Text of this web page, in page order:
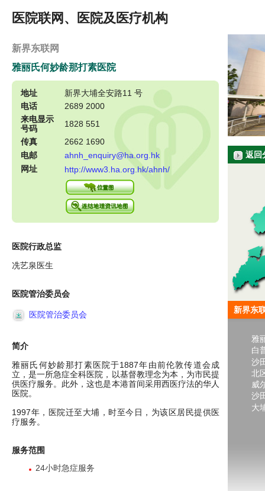
医院联网、医院及医疗机构
新界东联网
雅丽氏何妙龄那打素医院
地址
新界大埔全安路11 号
电话
2689 2000
来电显示
号码
1828 551
传真
2662 1690
电邮
ahnh_enquiry@ha.org.hk
网址
http://www3.ha.org.hk/ahnh/
医院行政总监
冼艺泉医生
医院管治委员会
医院管治委员会
简介
雅丽氏何妙龄那打素医院于1887年由前伦敦传道会成
立，是一所急症全科医院，以基督教理念为本，为市民提
供医疗服务。此外，这也是本港首间采用西医疗法的华人
医院。
1997年，医院迁至大埔，时至今日，为该区居民提供医
疗服务。
服务范围
24小时急症服务
返回
新界东
雅
白
沙
北
威
沙
大